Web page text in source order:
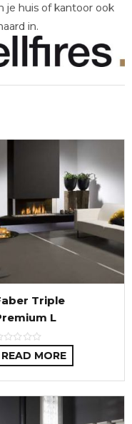
je huis of kantoor ook
in.
Triple
L
READ MORE